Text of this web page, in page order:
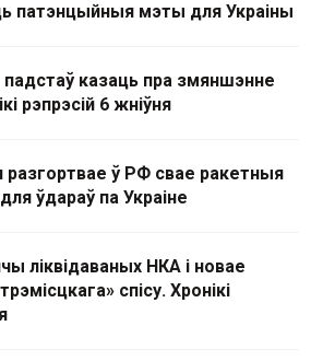
патэнцыйныя мэты для Украіны
казаць пра змяншэнне
рэпрэсій 6 жніўня
разгортвае ў РФ свае ракетныя
ўдараў па Украіне
ліквідаваных НКА і новае
спісу. Хронікі